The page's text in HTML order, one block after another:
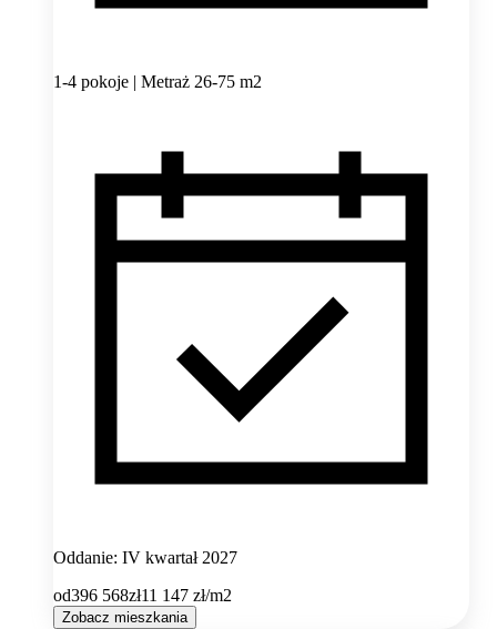
1-4 pokoje | Metraż 26-75 m2
Oddanie: IV kwartał 2027
od396 568zł11 147 zł/m2
Zobacz mieszkania